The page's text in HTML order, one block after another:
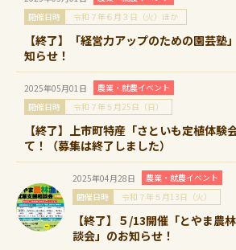
開催日時
令和７年６月３日（火）ほか
【終了】「経営力アップのための園芸塾
知らせ！
2025年05月01日
農業・就農イベント
開催日時
令和７年５月25日（日）
【終了】上市町特産「さといも定植体験
て！（募集は終了しました）
2025年04月28日
農業・就農イベント
開催日時
令和７年５月13日（火）
【終了】５/13開催「とやま農
談会」のお知らせ！